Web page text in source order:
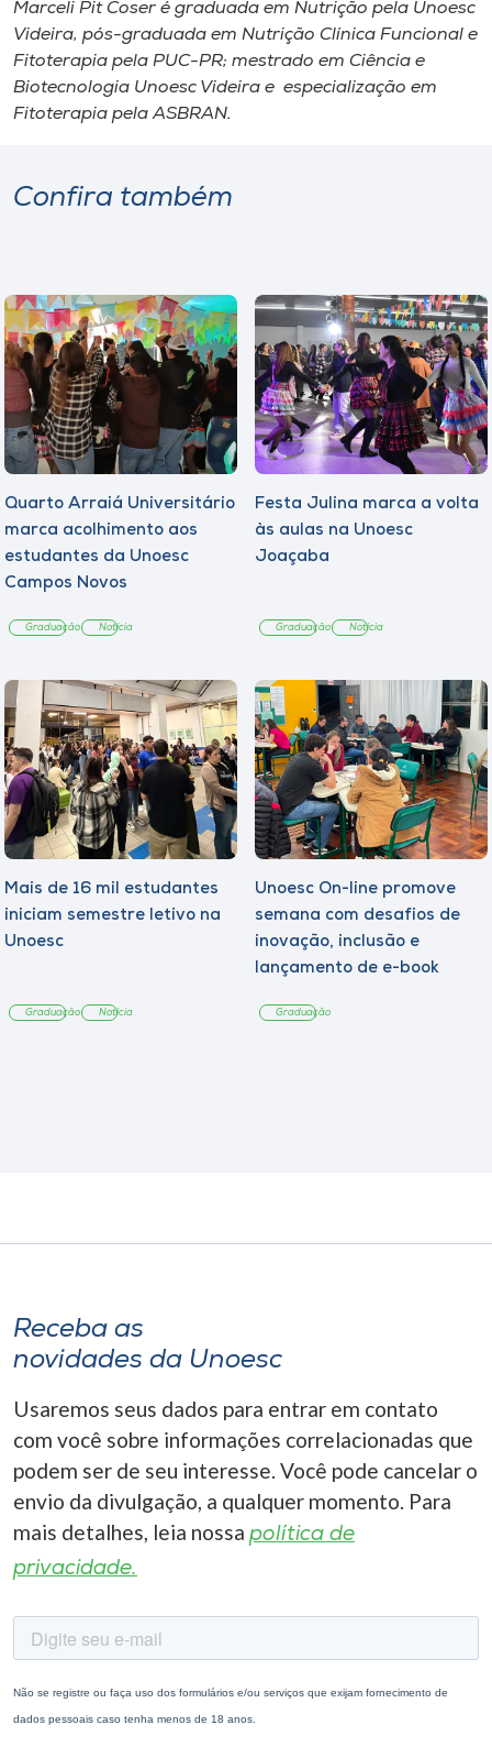
Marceli Pit Coser é graduada em Nutrição pela Unoesc
Videira, pós-graduada em Nutrição Clínica Funcional e
Fitoterapia pela PUC-PR; mestrado em Ciência e
Biotecnologia Unoesc Videira e especialização em
Fitoterapia pela ASBRAN.
Confira também
Quarto Arraiá Universitário
marca acolhimento aos
estudantes da Unoesc
Campos Novos
Graduação Notícia
Festa Julina marca a volta
às aulas na Unoesc
Joaçaba
Graduação Notícia
Mais de 16 mil estudantes
iniciam semestre letivo na
Unoesc
Graduação Notícia
Unoesc On-line promove
semana com desafios de
inovação, inclusão e
lançamento de e-book
Graduação
Receba as
novidades da Unoesc
Usaremos seus dados para entrar em contato
com você sobre informações correlacionadas que
podem ser de seu interesse. Você pode cancelar o
envio da divulgação, a qualquer momento. Para
mais detalhes, leia nossa política de
privacidade.